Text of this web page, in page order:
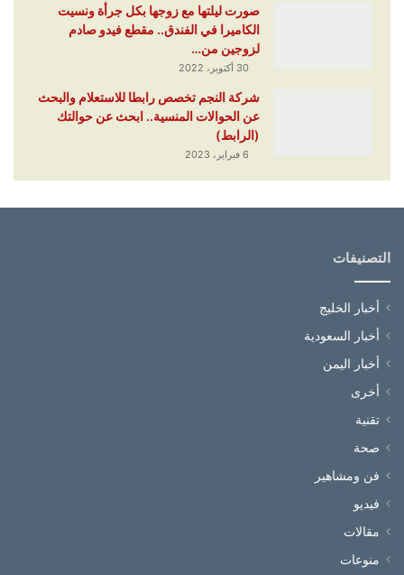
صورت ليلتها مع زوجها بكل جرأة ونسيت
الكاميرا في الفندق.. مقطع فيدو صادم
لزوجين من…
30 أكتوبر، 2022
شركة النجم تخصص رابطا للاستعلام والبحث
عن الحوالات المنسية.. ابحث عن حوالتك
(الرابط)
6 فبراير، 2023
التصنيفات
أخبار الخليج
أخبار السعودية
أخبار اليمن
أخرى
تقنية
صحة
فن ومشاهير
فيديو
مقالات
منوعات